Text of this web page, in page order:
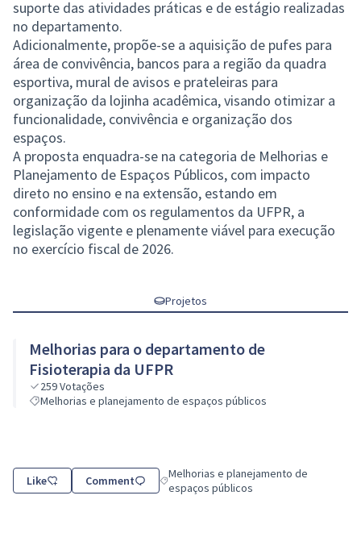
suporte das atividades práticas e de estágio realizadas
no departamento.
Adicionalmente, propõe-se a aquisição de pufes para
área de convivência, bancos para a região da quadra
esportiva, mural de avisos e prateleiras para
organização da lojinha acadêmica, visando otimizar a
funcionalidade, convivência e organização dos
espaços.
A proposta enquadra-se na categoria de Melhorias e
Planejamento de Espaços Públicos, com impacto
direto no ensino e na extensão, estando em
conformidade com os regulamentos da UFPR, a
legislação vigente e plenamente viável para execução
no exercício fiscal de 2026.
Projetos
Melhorias para o departamento de
Fisioterapia da UFPR
259Votações
Melhorias e planejamento de espaços públicos
Like Comment Resultados do filtro para a categoria:
Melhorias e planejamento de
espaços públicos